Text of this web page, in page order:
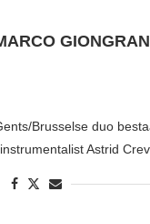
Brusselse duo
Astrid